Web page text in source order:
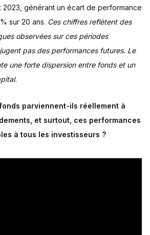
equity
sur la performance nette
macroéconomiques et des taux
et diversification
2023, générant un écart de performance
sur 20 ans. Ces chiffres reflètent des
observées sur ces périodes
pas des performances futures. Le
une forte dispersion entre fonds et un
parviennent-ils réellement à
et surtout, ces performances
à tous les investisseurs ?